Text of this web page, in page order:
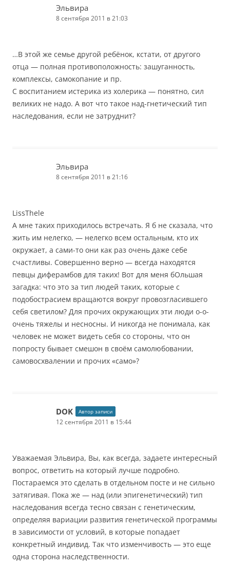
Эльвира
8 сентября 2011 в 21:03
…В этой же семье другой ребёнок, кстати, от другого
отца — полная противоположность: зашуганность,
комплексы, самокопание и пр.
С воспитанием истерика из холерика — понятно, сил
великих не надо. А вот что такое над-гнетический тип
наследования, если не затруднит?
Эльвира
8 сентября 2011 в 21:16
LissThele
А мне таких приходилось встречать. Я б не сказала, что
жить им нелегко, — нелегко всем остальным, кто их
окружает, а сами-то они как раз очень даже себе
счастливы. Совершенно верно — всегда находятся
певцы диферамбов для таких! Вот для меня бОльшая
загадка: что это за тип людей таких, которые с
подобострасием вращаются вокруг провозгласившего
себя светилом? Для прочих окружающих эти люди о-о-
очень тяжелы и несносны. И никогда не понимала, как
человек не может видеть себя со стороны, что он
попросту бывает смешон в своём самолюбовании,
самовосхвалении и прочих «само»?
DOK Автор записи
12 сентября 2011 в 15:44
Уважаемая Эльвира, Вы, как всегда, задаете интересный
вопрос, ответить на который лучше подробно.
Постараемся это сделать в отдельном посте и не сильно
затягивая. Пока же — над (или эпигенетический) тип
наследования всегда тесно связан с генетическим,
определяя вариации развития генетической программы
в зависимости от условий, в которые попадает
конкретный индивид. Так что изменчивость — это еще
одна сторона наследственности.